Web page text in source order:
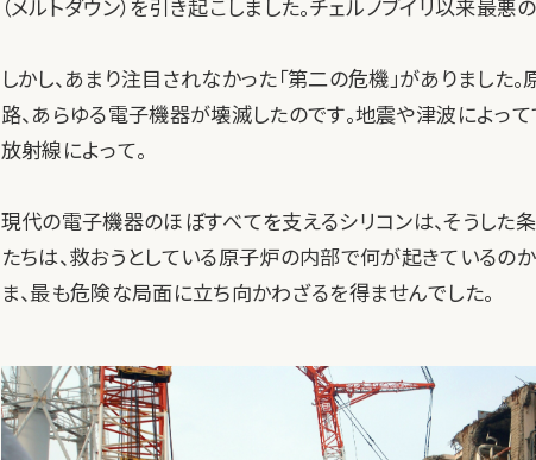
（メルトダウン）を引き起こしました。チェルノブイリ以来最悪
しかし、あまり注目されなかった「第二の危機」がありました
路、あらゆる電子機器が壊滅したのです。地震や津波によっ
放射線によって。
現代の電子機器のほぼすべてを支えるシリコンは、そうした
たちは、救おうとしている原子炉の内部で何が起きているの
ま、最も危険な局面に立ち向かわざるを得ませんでした。